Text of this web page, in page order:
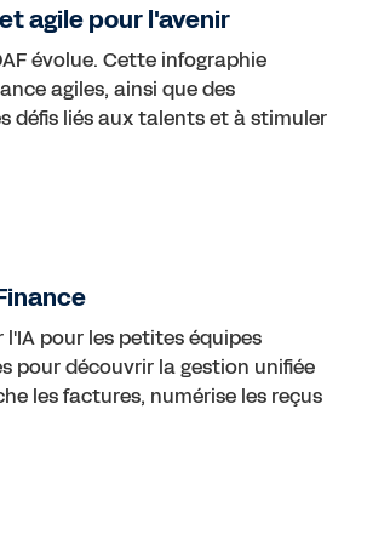
agile pour l'avenir
évolue. Cette infographie
agiles, ainsi que des
défis liés aux talents et à stimuler
pour les petites équipes
pour découvrir la gestion unifiée
les factures, numérise les reçus